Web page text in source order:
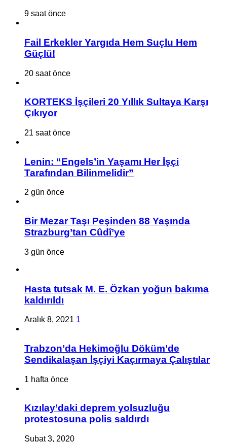
9 saat önce
Fail Erkekler Yargıda Hem Suçlu Hem
Güçlü!
20 saat önce
KORTEKS İşçileri 20 Yıllık Sultaya Karşı
Çıkıyor
21 saat önce
Lenin: “Engels’in Yaşamı Her İşçi
Tarafından Bilinmelidir”
2 gün önce
Bir Mezar Taşı Peşinden 88 Yaşında
Strazburg’tan Cûdî’ye
3 gün önce
Hasta tutsak M. E. Özkan yoğun bakıma
kaldırıldı
Aralık 8, 2021 1
Trabzon’da Hekimoğlu Döküm’de
Sendikalaşan İşçiyi Kaçırmaya Çalıştılar
1 hafta önce
Kızılay’daki deprem yolsuzluğu
protestosuna polis saldırdı
Şubat 3, 2020